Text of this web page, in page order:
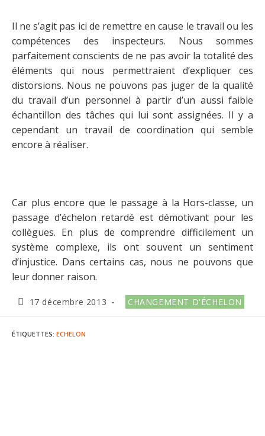
Il ne s’agit pas ici de remettre en cause le travail ou les
compétences des inspecteurs. Nous sommes
parfaitement conscients de ne pas avoir la totalité des
éléments qui nous permettraient d’expliquer ces
distorsions. Nous ne pouvons pas juger de la qualité
du travail d’un personnel à partir d’un aussi faible
échantillon des tâches qui lui sont assignées. Il y a
cependant un travail de coordination qui semble
encore à réaliser.
Car plus encore que le passage à la Hors-classe, un
passage d’échelon retardé est démotivant pour les
collègues. En plus de comprendre difficilement un
système complexe, ils ont souvent un sentiment
d’injustice. Dans certains cas, nous ne pouvons que
leur donner raison.
Publication
17 décembre 2013
Post
category:
CHANGEMENT D'ÉCHELON
ÉTIQUETTES: ECHELON